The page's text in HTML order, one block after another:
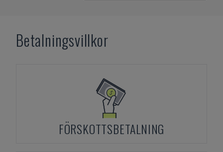
Betalningsvillkor
FÖRSKOTTSBETALNING